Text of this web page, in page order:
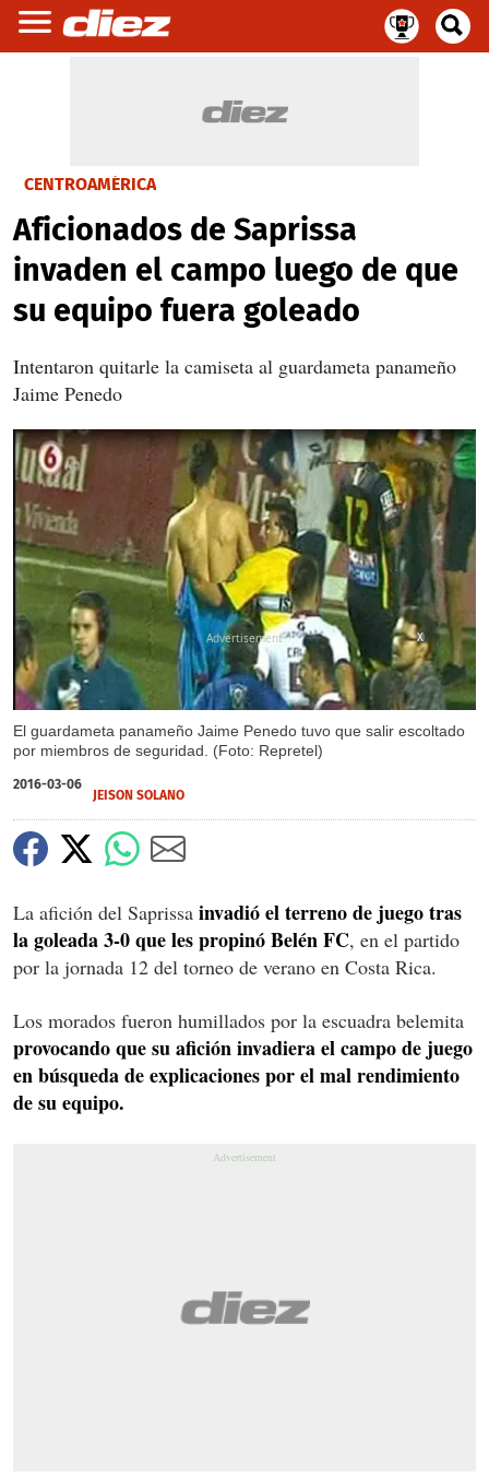
CENTROAMÉRICA
Aficionados de Saprissa
invaden el campo luego de que
su equipo fuera goleado
Intentaron quitarle la camiseta al guardameta panameño
Jaime Penedo
El guardameta panameño Jaime Penedo tuvo que salir escoltado
por miembros de seguridad. (Foto: Repretel)
X
2016-03-06
JEISON SOLANO
La afición del Saprissa invadió el terreno de juego tras
la goleada 3-0 que les propinó Belén FC, en el partido
por la jornada 12 del torneo de verano en Costa Rica.
Los morados fueron humillados por la escuadra belemita
provocando que su afición invadiera el campo de juego
en búsqueda de explicaciones por el mal rendimiento
de su equipo.